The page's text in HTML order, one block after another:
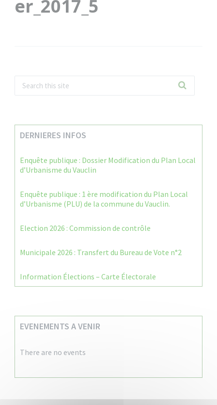
er_2017_5
DERNIERES INFOS
Enquête publique : Dossier Modification du Plan Local
d’Urbanisme du Vauclin
Enquête publique : 1 ère modification du Plan Local
d’Urbanisme (PLU) de la commune du Vauclin.
Election 2026 : Commission de contrôle
Municipale 2026 : Transfert du Bureau de Vote n°2
Information Élections – Carte Électorale
EVENEMENTS A VENIR
There are no events